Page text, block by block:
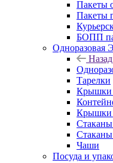
Пакеты
Пакеты
БОПП
Одноразовая
Назад
Тарелки
Крышки
Крышки
Чаши
Посуда и